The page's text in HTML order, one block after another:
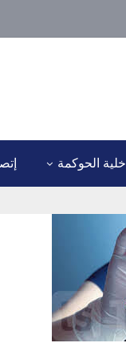
خلية الحوكمة